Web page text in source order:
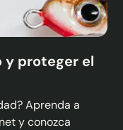
y proteger el
Aprenda a
y conozca